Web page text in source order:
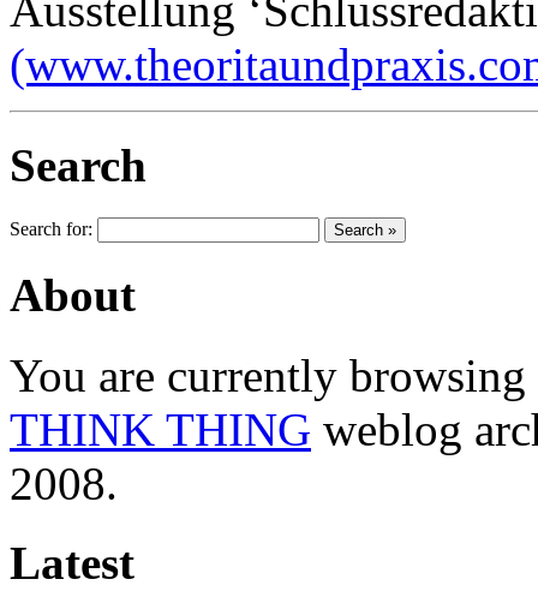
Search
Search for:
About
You are currently
THINK THING weblog
2008.
Latest